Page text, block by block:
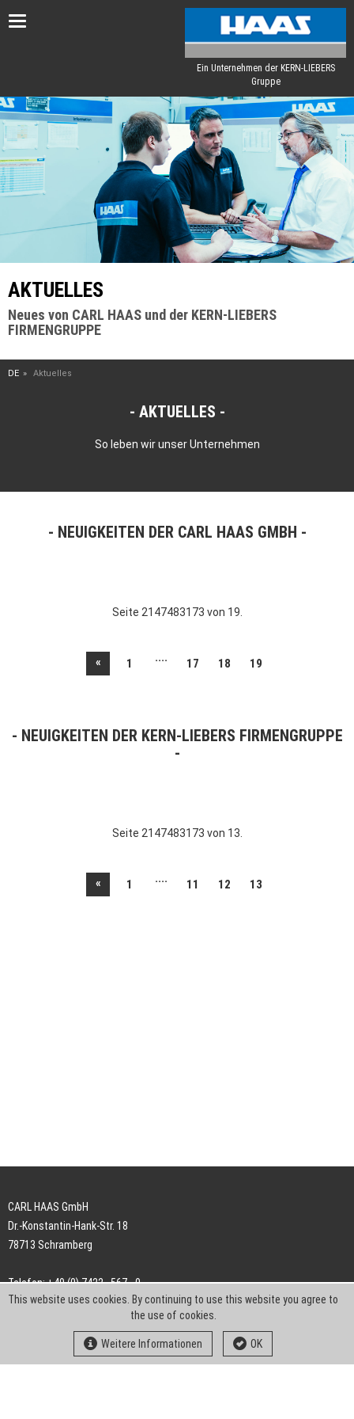
Toggle
Ein Unternehmen der KERN-LIEBERS
Gruppe
AKTUELLES
Neues von CARL HAAS und der KERN-LIEBERS
FIRMENGRUPPE
DE Aktuelles
AKTUELLES
So leben wir unser Unternehmen
NEUIGKEITEN DER CARL HAAS GMBH
Seite 2147483173 von 19.
« 1 .... 17 18 19
NEUIGKEITEN DER KERN-LIEBERS FIRMENGRUPPE
Seite 2147483173 von 13.
« 1 .... 11 12 13
CARL HAAS GmbH
Dr.-Konstantin-Hank-Str. 18
78713 Schramberg
Telefon: +49 (0) 7422 . 567 - 0
Telefax: +49 (0) 7422 . 567 - 239
info-ch@kern-liebers.com
This website uses cookies. By continuing to use this website you agree to
the use of cookies.
Weitere Informationen OK